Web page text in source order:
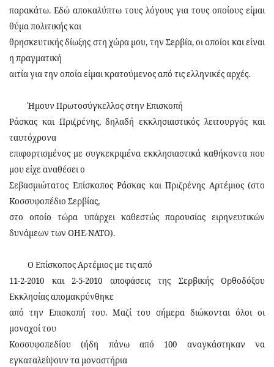
παρακάτω. Εδώ αποκαλύπτω τους λόγους για τους οποίους είμαι
θύμα πολιτικής και
θρησκευτικής δίωξης στη χώρα μου, την Σερβία, οι οποίοι και είναι
η πραγματική
αιτία για την οποία είμαι κρατούμενος από τις ελληνικές αρχές.
Ήμουν Πρωτοσύγκελλος στην Επισκοπή
Ράσκας και Πριζρένης, δηλαδή εκκλησιαστικός λειτουργός και
ταυτόχρονα
επιφορτισμένος με συγκεκριμένα εκκλησιαστικά καθήκοντα που
μου είχε αναθέσει ο
Σεβασμιώτατος Επίσκοπος Ράσκας και Πριζρένης Αρτέμιος (στο
Κοσσυφοπέδιο Σερβίας,
στο οποίο τώρα υπάρχει καθεστώς παρουσίας ειρηνευτικών
δυνάμεων των ΟΗΕ-ΝΑΤΟ).
Ο Επίσκοπος Αρτέμιος με τις από
11-2-2010 και 2-5-2010 αποφάσεις της Σερβικής Ορθοδόξου
Εκκλησίας απομακρύνθηκε
από την Επισκοπή του. Μαζί του σήμερα διώκονται όλοι οι
μοναχοί του
Κοσσυφοπεδίου (ήδη πάνω από 100 αναγκάστηκαν να
εγκαταλείψουν τα μοναστήρια